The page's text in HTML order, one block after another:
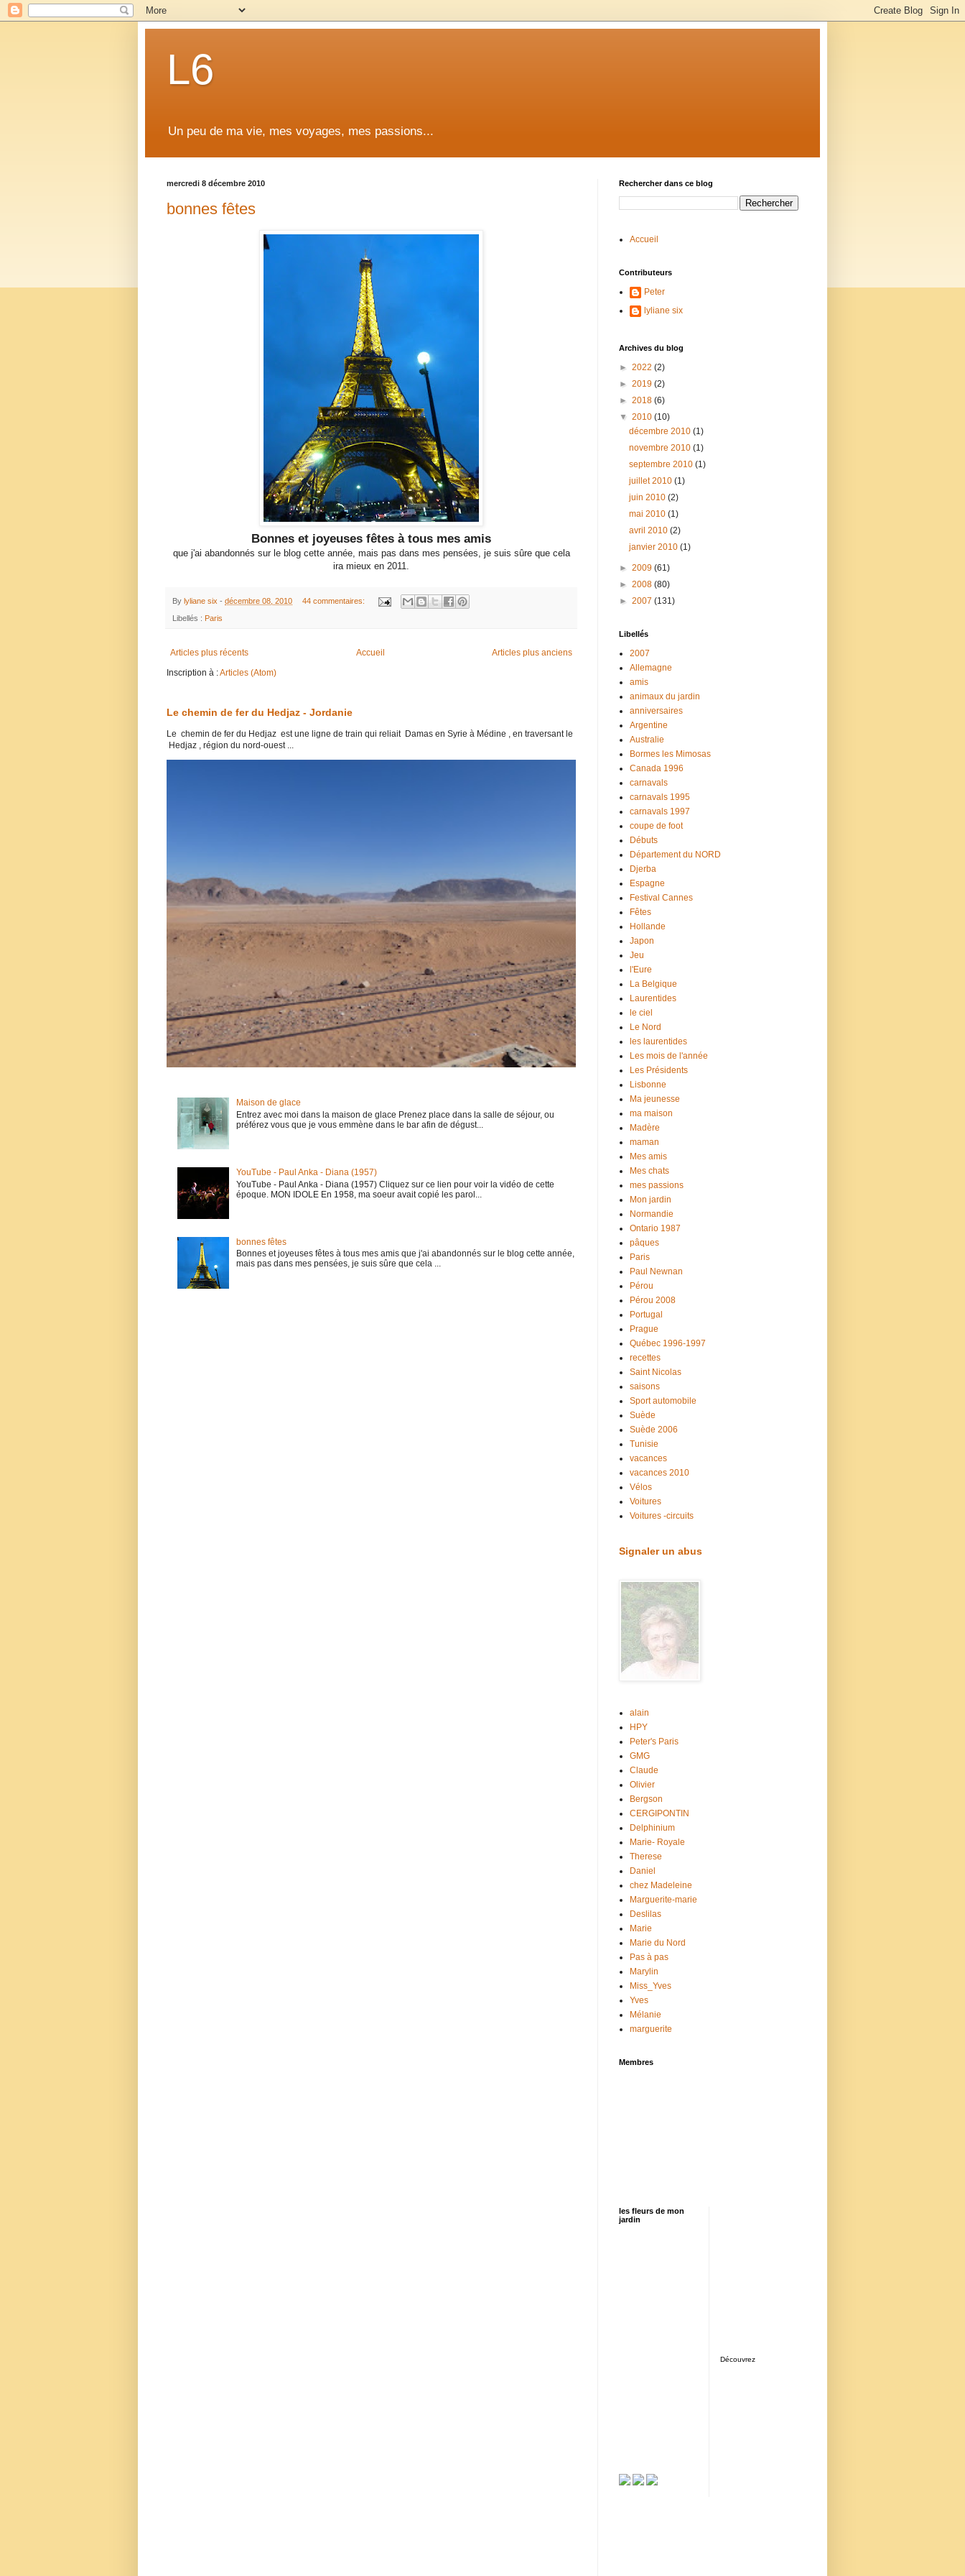
L6
Un peu de ma vie, mes voyages, mes passions...
mercredi 8 décembre 2010
bonnes fêtes
Bonnes et joyeuses fêtes à tous mes amis
que j'ai abandonnés sur le blog cette année, mais pas dans mes pensées, je suis sûre que cela
ira mieux en 2011.
By lyliane six - décembre 08, 2010 44 commentaires:
Libellés : Paris
Articles plus récents Articles plus anciens
Accueil
Inscription à :Articles (Atom)
Le chemin de fer du Hedjaz - Jordanie
Le chemin de fer du Hedjaz est une ligne de train qui reliait Damas en Syrie à Médine , en traversant le
Hedjaz , région du nord-ouest ...
Maison de glace
Entrez avec moi dans la maison de glace Prenez place dans la salle de séjour, ou
préférez vous que je vous emmène dans le bar afin de dégust...
YouTube - Paul Anka - Diana (1957)
YouTube - Paul Anka - Diana (1957) Cliquez sur ce lien pour voir la vidéo de cette
époque. MON IDOLE En 1958, ma soeur avait copié les parol...
bonnes fêtes
Bonnes et joyeuses fêtes à tous mes amis que j'ai abandonnés sur le blog cette année,
mais pas dans mes pensées, je suis sûre que cela ...
Rechercher dans ce blog
Accueil
Contributeurs
Peter
lyliane six
Archives du blog
► 2022 (2)
► 2019 (2)
► 2018 (6)
▼ 2010 (10)
décembre 2010(1)
novembre 2010(1)
septembre 2010(1)
juillet 2010(1)
juin 2010(2)
mai 2010(1)
avril 2010(2)
janvier 2010(1)
► 2009 (61)
► 2008 (80)
► 2007 (131)
Libellés
2007
Allemagne
amis
animaux du jardin
anniversaires
Argentine
Australie
Bormes les Mimosas
Canada 1996
carnavals
carnavals 1995
carnavals 1997
coupe de foot
Débuts
Département du NORD
Djerba
Espagne
Festival Cannes
Fêtes
Hollande
Japon
Jeu
l'Eure
La Belgique
Laurentides
le ciel
Le Nord
les laurentides
Les mois de l'année
Les Présidents
Lisbonne
Ma jeunesse
ma maison
Madère
maman
Mes amis
Mes chats
mes passions
Mon jardin
Normandie
Ontario 1987
pâques
Paris
Paul Newnan
Pérou
Pérou 2008
Portugal
Prague
Québec 1996-1997
recettes
Saint Nicolas
saisons
Sport automobile
Suède
Suède 2006
Tunisie
vacances
vacances 2010
Vélos
Voitures
Voitures -circuits
Signaler un abus
alain
HPY
Peter's Paris
GMG
Claude
Olivier
Bergson
CERGIPONTIN
Delphinium
Marie- Royale
Therese
Daniel
chez Madeleine
Marguerite-marie
Deslilas
Marie
Marie du Nord
Pas à pas
Marylin
Miss_Yves
Yves
Mélanie
marguerite
Membres
les fleurs de mon
jardin
Découvrez